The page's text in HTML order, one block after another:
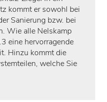
kommt er sowohl bei
Sanierung bzw. bei
Wie alle Nelskamp
eine hervorragende
Hinzu kommt die
welche Sie